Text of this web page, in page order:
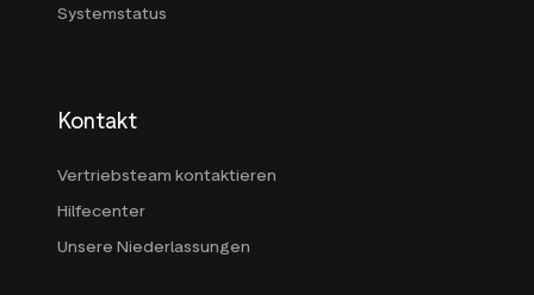
Systemstatus
Kontakt
Vertriebsteam kontaktieren
Hilfecenter
Unsere Niederlassungen